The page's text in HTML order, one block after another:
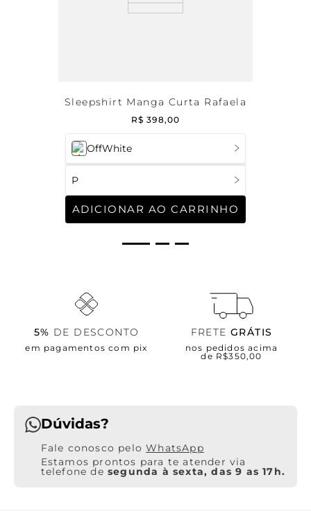
OffWhite
P
ADICIONAR AO CARRINHO
Sleepshirt Manga Curta Rafaela
R$ 398,00
5% DE DESCONTO
em pagamentos com pix
FRETE GRÁTIS
nos pedidos acima
de R$350,00
Dúvidas?
WhatsApp
Estamos prontos para te atender via
telefone de segunda à sexta, das 9 as 17h.